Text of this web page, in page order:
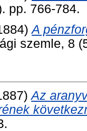
pp. 766-784.
A
szemle, 8
Az